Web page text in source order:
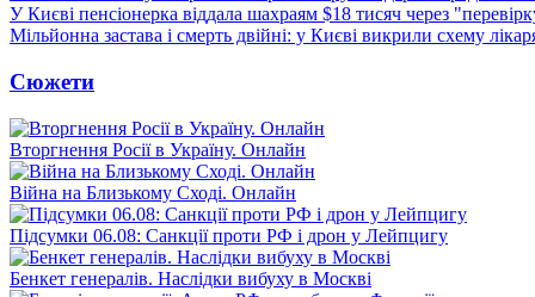
У Києві пенсіонерка віддала шахраям $18 тисяч через
Мільйонна застава і смерть двійні: у Києві викрили схему
Сюжети
Вторгнення Росії в Україну. Онлайн
Війна на Близькому Сході. Онлайн
Підсумки 06.08: Санкції проти РФ і дрон у Лейпцигу
Бенкет генералів. Наслідки вибуху в Москві